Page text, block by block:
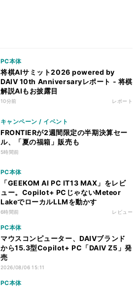
PC本体
将棋AIサミット2026 powered by
DAIV 10th Anniversaryレポート - 将棋
解説AIもお披露目
10分前 レポート
キャンペーン / イベント
FRONTIERが2週間限定の半期決算セー
ル、「夏の福箱」販売も
5時間前
PC本体
「GEEKOM AI PC IT13 MAX」をレビ
ュー。Copilot+ PCじゃないMeteor
LakeでローカルLLMを動かす
6時間前 レビュー
PC本体
マウスコンピューター、DAIVブランド
から15.3型Copilot+ PC「DAIV Z5」発
売
2026/08/06 15:11
PC本体